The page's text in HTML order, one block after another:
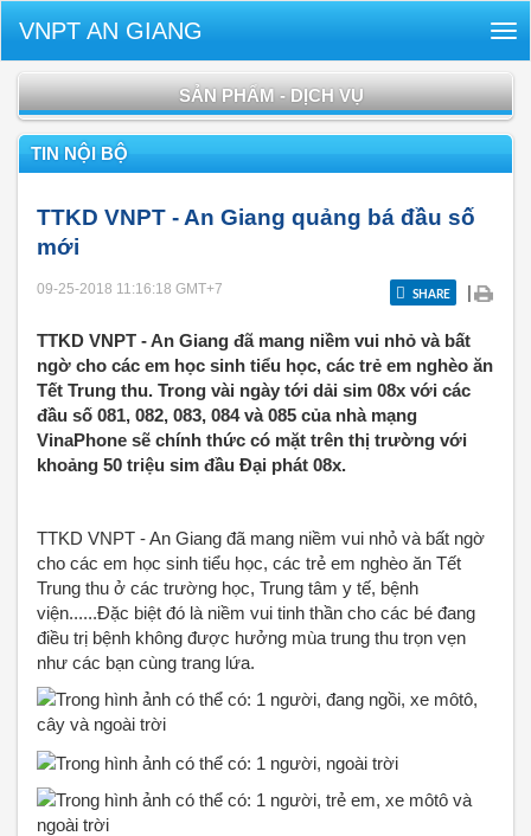
VNPT AN GIANG
SẢN PHẨM - DỊCH VỤ
TIN NỘI BỘ
TTKD VNPT - An Giang quảng bá đầu số
mới
09-25-2018 11:16:18 GMT+7 SHARE |
TTKD VNPT - An Giang đã mang niềm vui nhỏ và bất
ngờ cho các em học sinh tiểu học, các trẻ em nghèo ăn
Tết Trung thu. Trong vài ngày tới dải sim 08x với các
đầu số 081, 082, 083, 084 và 085 của nhà mạng
VinaPhone sẽ chính thức có mặt trên thị trường với
khoảng 50 triệu sim đầu Đại phát 08x.
TTKD VNPT - An Giang đã mang niềm vui nhỏ và bất ngờ
cho các em học sinh tiểu học, các trẻ em nghèo ăn Tết
Trung thu ở các trường học, Trung tâm y tế, bệnh
viện......Đặc biệt đó là niềm vui tinh thần cho các bé đang
điều trị bệnh không được hưởng mùa trung thu trọn vẹn
như các bạn cùng trang lứa.